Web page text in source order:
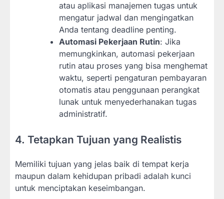
atau aplikasi manajemen tugas untuk
mengatur jadwal dan mengingatkan
Anda tentang deadline penting.
Automasi Pekerjaan Rutin: Jika
memungkinkan, automasi pekerjaan
rutin atau proses yang bisa menghemat
waktu, seperti pengaturan pembayaran
otomatis atau penggunaan perangkat
lunak untuk menyederhanakan tugas
administratif.
4. Tetapkan Tujuan yang Realistis
Memiliki tujuan yang jelas baik di tempat kerja
maupun dalam kehidupan pribadi adalah kunci
untuk menciptakan keseimbangan.